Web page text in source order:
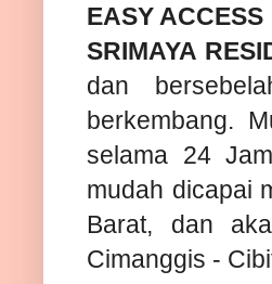
EASY ACCESS
SRIMAYA
dan
berkembang.
selama 24
mudah dicapai
Barat, dan
Cimanggis -